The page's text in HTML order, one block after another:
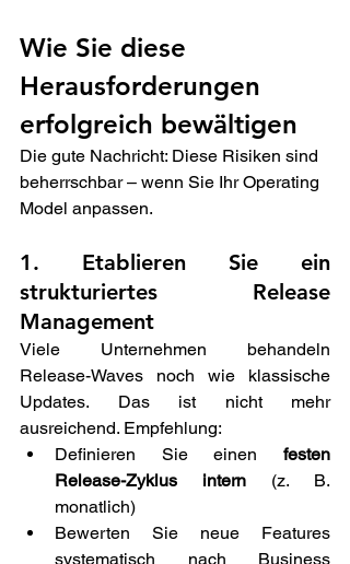
Wie Sie diese
Herausforderungen
erfolgreich bewältigen
Die gute Nachricht: Diese Risiken sind
beherrschbar – wenn Sie Ihr Operating
Model anpassen.
1. Etablieren Sie ein
strukturiertes Release
Management
Viele Unternehmen behandeln
Release-Waves noch wie klassische
Updates. Das ist nicht mehr
ausreichend. Empfehlung:
Definieren Sie einen festen
Release-Zyklus intern (z. B.
monatlich)
Bewerten Sie neue Features
systematisch nach Business